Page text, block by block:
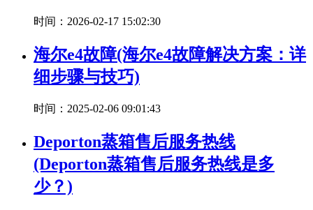
时间：2026-02-17 15:02:30
海尔e4故障(海尔e4故障解决方案：详
细步骤与技巧)
时间：2025-02-06 09:01:43
Deporton蒸箱售后服务热线
(Deporton蒸箱售后服务热线是多
少？)